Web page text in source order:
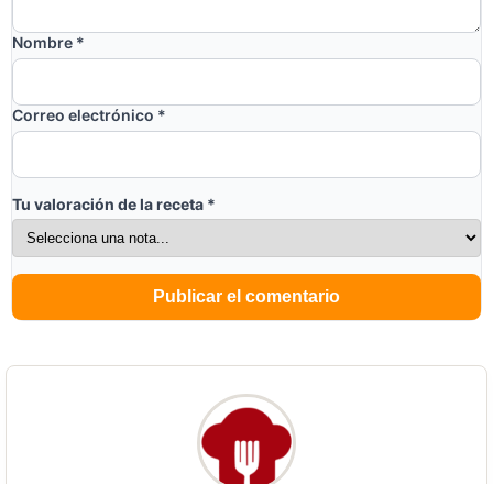
Nombre *
Correo electrónico *
Tu valoración de la receta *